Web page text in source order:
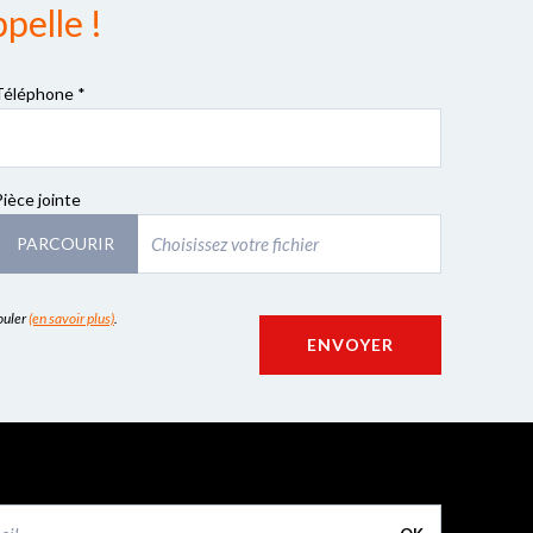
!
*
jointe
PARCOURIR
(en savoir plus)
ENVOYER